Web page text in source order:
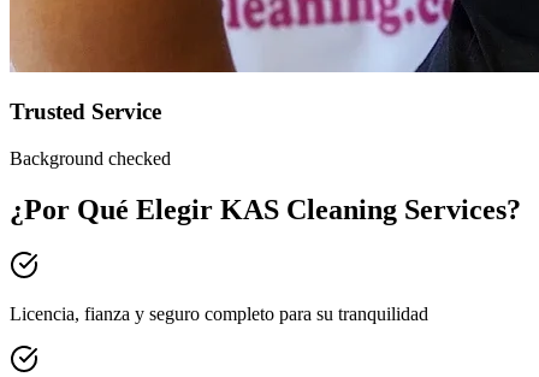
Trusted Service
Background checked
¿Por Qué Elegir KAS Cleaning Services?
Licencia, fianza y seguro completo para su tranquilidad